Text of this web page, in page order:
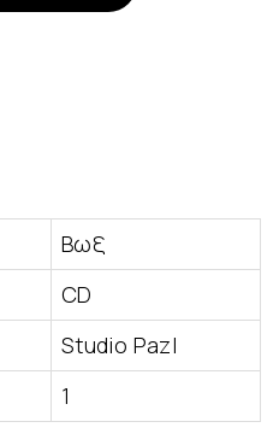
Βωξ
CD
Studio Pazl
1